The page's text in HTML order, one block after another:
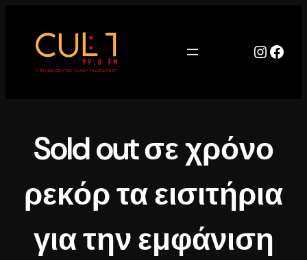
περιεχόμενο
Sold out σε χρόνο
ρεκόρ τα εισιτήρια
για την εμφάνιση